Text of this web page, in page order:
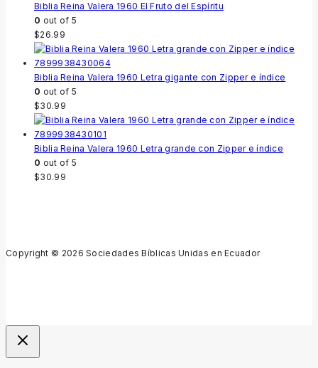
Biblia Reina Valera 1960 El Fruto del Espíritu
0 out of 5
$26.99
Biblia Reina Valera 1960 Letra gigante con Zipper e índice
0 out of 5
$30.99
Biblia Reina Valera 1960 Letra grande con Zipper e índice
0 out of 5
$30.99
Copyright © 2026 Sociedades Bíblicas Unidas en Ecuador